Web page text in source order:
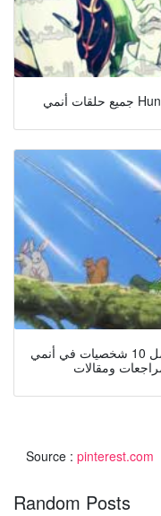
قوائم أنمي ماستر أفضل 10 شخصيات في أنمي Hunter X Hunter
ومقالات
Source : pinterest.com
Random Posts